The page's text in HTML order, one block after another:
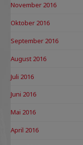
November 2016
Oktober 2016
September 2016
August 2016
Juli 2016
Juni 2016
Mai 2016
April 2016